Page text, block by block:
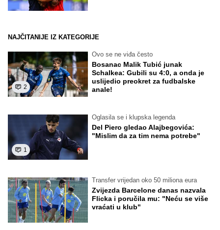
NAJČITANIJE IZ KATEGORIJE
2
Ovo se ne viđa često
Bosanac Malik Tubić junak
Schalkea: Gubili su 4:0, a onda je
uslijedio preokret za fudbalske
anale!
1
Oglasila se i klupska legenda
Del Piero gledao Alajbegovića:
"Mislim da za tim nema potrebe"
Transfer vrijedan oko 50 miliona eura
Zvijezda Barcelone danas nazvala
Flicka i poručila mu: "Neću se više
vraćati u klub"